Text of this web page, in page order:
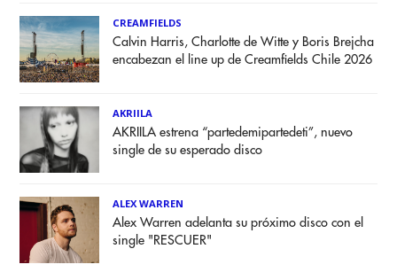
CREAMFIELDS
Calvin Harris, Charlotte de Witte y Boris Brejcha
encabezan el line up de Creamfields Chile 2026
AKRIILA
AKRIILA estrena “partedemipartedeti”, nuevo
single de su esperado disco
ALEX WARREN
Alex Warren adelanta su próximo disco con el
single "RESCUER"